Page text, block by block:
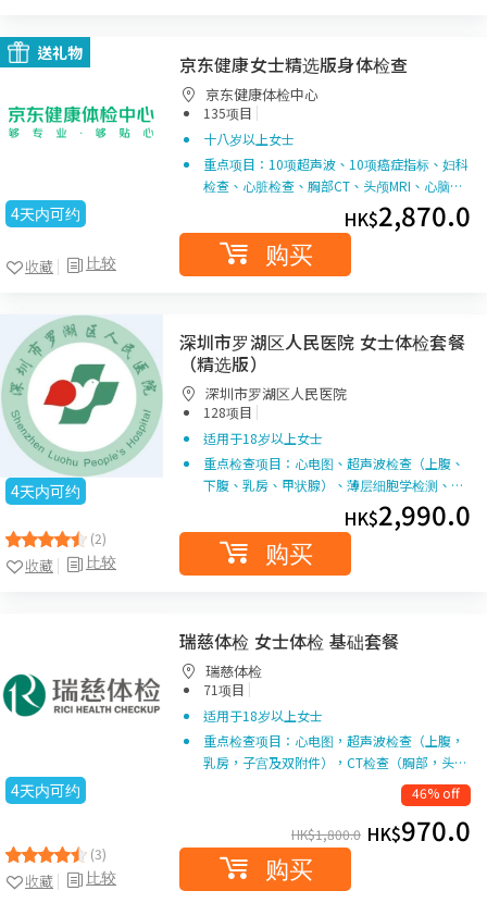
送礼物
4天内可约
比较
收藏
京东健康女士精选版身体检查
京东健康体检中心
135项目 |
十八岁以上女士
重点项目：10项超声波、10项癌症指标、妇科
检查、心脏检查、胸部CT、头颅MRI、心脑…
HK$2,870.0
购买
4天内可约
(2)
比较
收藏
深圳市罗湖区人民医院 女士体检套餐
（精选版）
深圳市罗湖区人民医院
128项目 |
适用于18岁以上女士
重点检查项目：心电图、超声波检查（上腹、
下腹、乳房、甲状腺）、薄层细胞学检测、…
HK$2,990.0
购买
4天内可约
(3)
比较
收藏
瑞慈体检 女士体检 基础套餐
瑞慈体检
71项目 |
适用于18岁以上女士
重点检查项目：心电图，超声波检查（上腹，
乳房，子宫及双附件），CT检查（胸部，头…
46% off
HK$1,800.0 HK$970.0
购买